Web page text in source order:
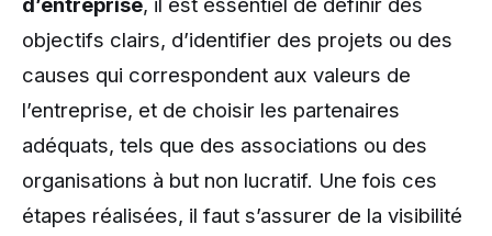
objectifs clairs, d’identifier des projets ou des
causes qui correspondent aux valeurs de
l’entreprise, et de choisir les partenaires
adéquats, tels que des associations ou des
organisations à but non lucratif. Une fois ces
étapes réalisées, il faut s’assurer de la visibilité